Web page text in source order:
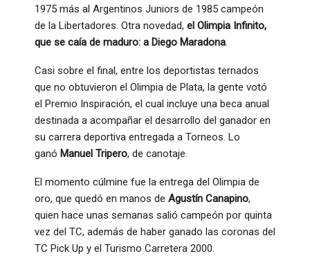
1975 más al Argentinos Juniors de 1985 campeón
de la Libertadores. Otra novedad, el Olimpia Infinito,
que se caía de maduro: a Diego Maradona.
Casi sobre el final, entre los deportistas ternados
que no obtuvieron el Olimpia de Plata, la gente votó
el Premio Inspiración, el cual incluye una beca anual
destinada a acompañar el desarrollo del ganador en
su carrera deportiva entregada a Torneos. Lo
ganó Manuel Tripero, de canotaje.
El momento cúlmine fue la entrega del Olimpia de
oro, que quedó en manos de Agustín Canapino,
quien hace unas semanas salió campeón por quinta
vez del TC, además de haber ganado las coronas del
TC Pick Up y el Turismo Carretera 2000.